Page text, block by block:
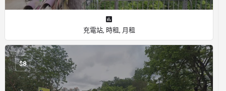
充電站, 時租, 月租
$8